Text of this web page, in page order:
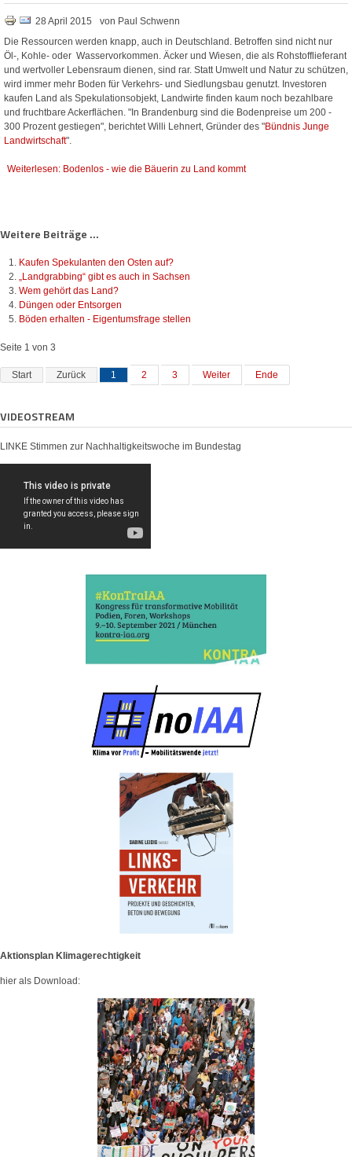
28 April 2015
von Paul Schwenn
Die Ressourcen werden knapp, auch in Deutschland. Betroffen sind nicht nur
Öl-, Kohle- oder Wasservorkommen. Äcker und Wiesen, die als Rohstofflieferant
und wertvoller Lebensraum dienen, sind rar. Statt Umwelt und Natur zu schützen,
wird immer mehr Boden für Verkehrs- und Siedlungsbau genutzt. Investoren
kaufen Land als Spekulationsobjekt, Landwirte finden kaum noch bezahlbare
und fruchtbare Ackerflächen. "In Brandenburg sind die Bodenpreise um 200 -
300 Prozent gestiegen", berichtet Willi Lehnert, Gründer des "Bündnis Junge
Landwirtschaft".
Weiterlesen: Bodenlos - wie die Bäuerin zu Land kommt
Weitere Beiträge ...
Kaufen Spekulanten den Osten auf?
„Landgrabbing“ gibt es auch in Sachsen
Wem gehört das Land?
Düngen oder Entsorgen
Böden erhalten - Eigentumsfrage stellen
Seite 1 von 3
Start Zurück 1 2 3 Weiter Ende
VIDEOSTREAM
LINKE Stimmen zur Nachhaltigkeitswoche im Bundestag
Aktionsplan Klimagerechtigkeit
hier als Download: